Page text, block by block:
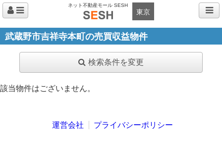
ネット不動産モール SESH
東京
武蔵野市吉祥寺本町の売買収益物件
検索条件を変更
該当物件はございません。
運営会社 プライバシーポリシー